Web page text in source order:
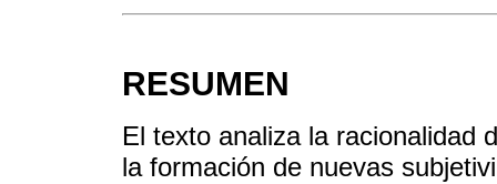
RESUMEN
El texto analiza la racionalidad
la formación de nuevas